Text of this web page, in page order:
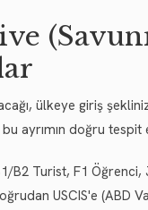
ülkeye giriş
ayrımın doğru
B2 Turist, F1 Öğrenci,
USCIS'e (ABD